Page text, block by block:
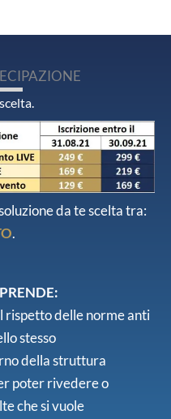
da te scelta tra:
.
rispetto delle norme anti
stesso
della struttura
poter rivedere o
che si vuole